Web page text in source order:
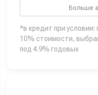
Больше
*в кредит при условии:
10% стоимости,
под 4.9% годовых